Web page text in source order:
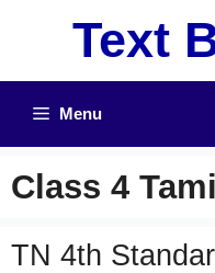
Text
Menu
Class 4 Tamil
TN 4th